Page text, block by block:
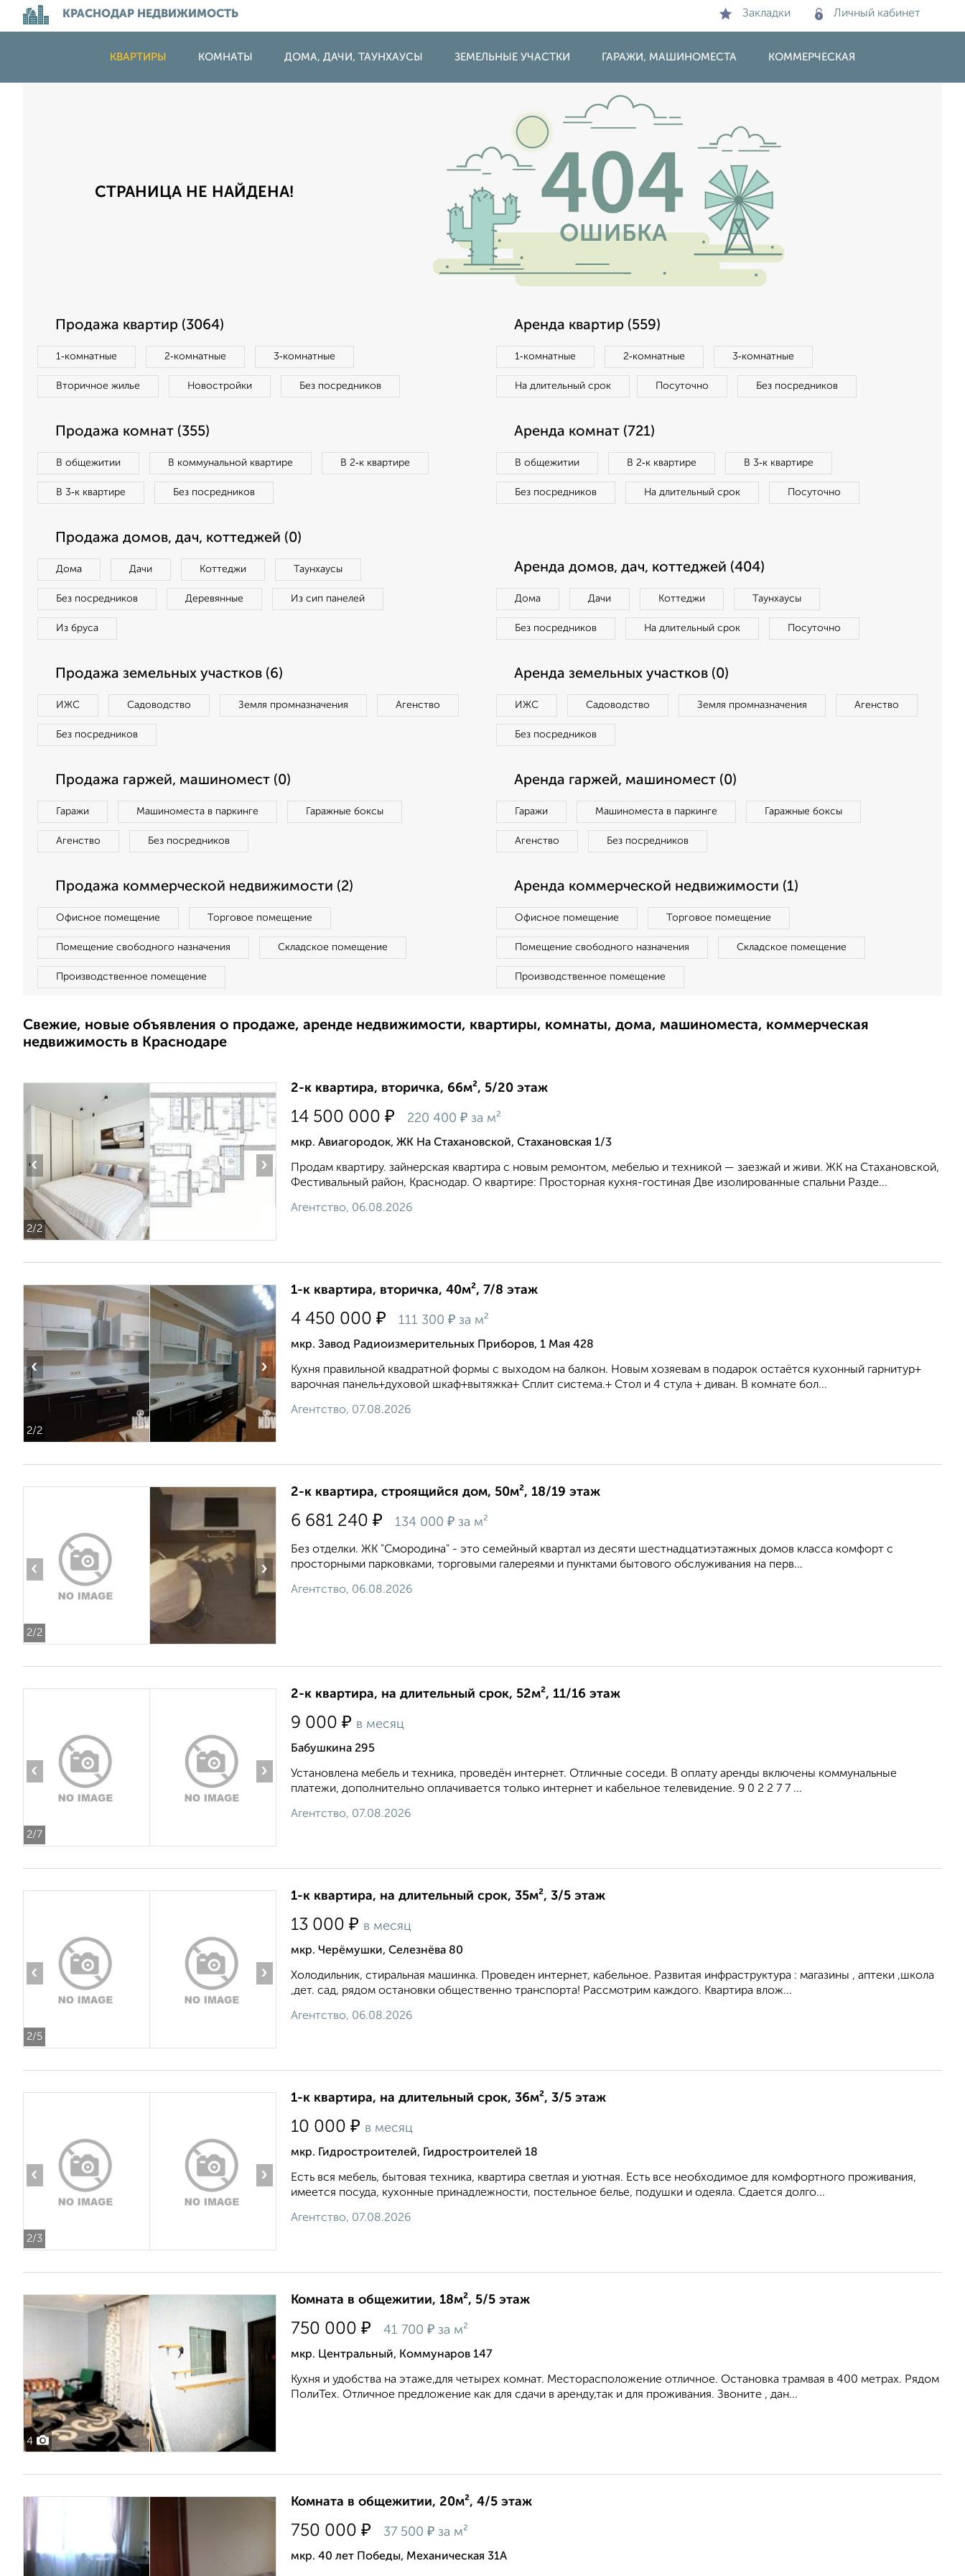
КРАСНОДАР НЕДВИЖИМОСТЬ Закладки Личный кабинет
КВАРТИРЫ КОМНАТЫ ДОМА, ДАЧИ, ТАУНХАУСЫ ЗЕМЕЛЬНЫЕ УЧАСТКИ ГАРАЖИ, МАШИНОМЕСТА КОММЕРЧЕСКАЯ
СТРАНИЦА НЕ НАЙДЕНА!
Продажа квартир (3064)
1‑комнатные 2‑комнатные 3‑комнатные
Вторичное жилье Новостройки Без посредников
Аренда квартир (559)
1‑комнатные 2‑комнатные 3‑комнатные
На длительный срок Посуточно Без посредников
Продажа комнат (355)
В общежитии В коммунальной квартире В 2‑к квартире
В 3‑к квартире Без посредников
Аренда комнат (721)
В общежитии В 2‑к квартире В 3‑к квартире
Без посредников На длительный срок Посуточно
Продажа домов, дач, коттеджей (0)
Дома Дачи Коттеджи Таунхаусы
Без посредников Деревянные Из сип панелей
Из бруса
Аренда домов, дач, коттеджей (404)
Дома Дачи Коттеджи Таунхаусы
Без посредников На длительный срок Посуточно
Продажа земельных участков (6)
ИЖС Садоводство Земля промназначения Агенство
Без посредников
Аренда земельных участков (0)
ИЖС Садоводство Земля промназначения Агенство
Без посредников
Продажа гаржей, машиномест (0)
Гаражи Машиноместа в паркинге Гаражные боксы
Агенство Без посредников
Аренда гаржей, машиномест (0)
Гаражи Машиноместа в паркинге Гаражные боксы
Агенство Без посредников
Продажа коммерческой недвижимости (2)
Офисное помещение Торговое помещение
Помещение свободного назначения Складское помещение
Производственное помещение
Аренда коммерческой недвижимости (1)
Офисное помещение Торговое помещение
Помещение свободного назначения Складское помещение
Производственное помещение
Свежие, новые объявления о продаже, аренде недвижимости, квартиры, комнаты, дома, машиноместа, коммерческая
недвижимость в Краснодаре
2/2
‹ ›
2-к квартира, вторичка, 66м², 5/20 этаж
14 500 000 ₽ 220 400 ₽ за м²
мкр. Авиагородок, ЖК На Стахановской, Стахановская 1/3
Продам квартиру. зайнерская квартира с новым ремонтом, мебелью и техникой — заезжай и живи. ЖК на Стахановской,
Фестивальный район, Краснодар. О квартире: Просторная кухня-гостиная Две изолированные спальни Разде...
Агентство, 06.08.2026
2/2
‹ ›
1-к квартира, вторичка, 40м², 7/8 этаж
4 450 000 ₽ 111 300 ₽ за м²
мкр. Завод Радиоизмерительных Приборов, 1 Мая 428
Кухня правильной квадратной формы с выходом на балкон. Новым хозяевам в подарок остаётся кухонный гарнитур+
варочная панель+духовой шкаф+вытяжка+ Сплит система.+ Стол и 4 стула + диван. В комнате бол...
Агентство, 07.08.2026
2/2
‹ ›
2-к квартира, строящийся дом, 50м², 18/19 этаж
6 681 240 ₽ 134 000 ₽ за м²
Без отделки. ЖК "Смородина" - это семейный квартал из десяти шестнадцатиэтажных домов класса комфорт с
просторными парковками, торговыми галереями и пунктами бытового обслуживания на перв...
Агентство, 06.08.2026
2/7
‹ ›
2-к квартира, на длительный срок, 52м², 11/16 этаж
9 000 ₽ в месяц
Бабушкина 295
Установлена мебель и техника, проведён интернет. Отличные соседи. В оплату аренды включены коммунальные
платежи, дополнительно оплачивается только интернет и кабельное телевидение. 9 0 2 2 7 7 ...
Агентство, 07.08.2026
2/5
‹ ›
1-к квартира, на длительный срок, 35м², 3/5 этаж
13 000 ₽ в месяц
мкр. Черёмушки, Селезнёва 80
Холодильник, стиральная машинка. Проведен интернет, кабельное. Развитая инфраструктура : магазины , аптеки ,школа
,дет. сад, рядом остановки общественно транспорта! Рассмотрим каждого. Квартира влож...
Агентство, 06.08.2026
2/3
‹ ›
1-к квартира, на длительный срок, 36м², 3/5 этаж
10 000 ₽ в месяц
мкр. Гидростроителей, Гидростроителей 18
Есть вся мебель, бытовая техника, квартира светлая и уютная. Есть все необходимое для комфортного проживания,
имеется посуда, кухонные принадлежности, постельное белье, подушки и одеяла. Сдается долго...
Агентство, 07.08.2026
4
Комната в общежитии, 18м², 5/5 этаж
750 000 ₽ 41 700 ₽ за м²
мкр. Центральный, Коммунаров 147
Кухня и удобства на этаже,для четырех комнат. Месторасположение отличное. Остановка трамвая в 400 метрах. Рядом
ПолиТех. Отличное предложение как для сдачи в аренду,так и для проживания. Звоните , дан...
Комната в общежитии, 20м², 4/5 этаж
750 000 ₽ 37 500 ₽ за м²
мкр. 40 лет Победы, Механическая 31А